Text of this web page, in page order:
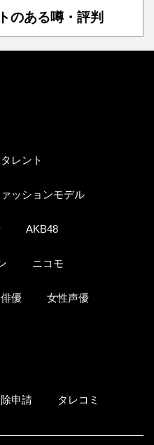
のある噂・評判
タレント
ッションモデル
AKB48
ニコモ
優 女性声優
申請 タレコミ